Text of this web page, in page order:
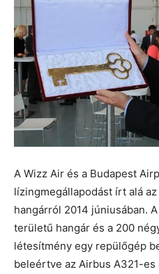
A Wizz Air és a Budapest
lízingmegállapodást írt alá
hangárról 2014 júniusában.
területű hangár és a 200
létesítmény egy repülőgép
beleértve az Airbus A321-